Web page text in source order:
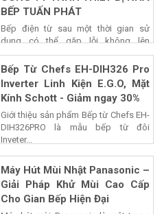
BẾP TUẤN PHÁT
Bếp điện từ sau một thời gian sử
dụng có thể gặp lỗi không lên
nguồn,...
Bếp Từ Chefs EH-DIH326 Pro
Inverter Linh Kiện E.G.O, Mặt
Kính Schott - Giảm ngay 30%
Giới thiệu sản phẩm Bếp từ Chefs EH-
DIH326PRO là mẫu bếp từ đôi
Inveter...
Máy Hút Mùi Nhật Panasonic –
Giải Pháp Khử Mùi Cao Cấp
Cho Gian Bếp Hiện Đại